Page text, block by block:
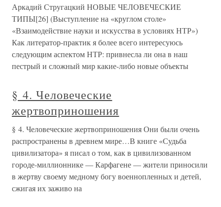
Аркадий Стругацкий НОВЫЕ ЧЕЛОВЕЧЕСКИЕ
ТИПЫ[26] (Выступление на «круглом столе»
«Взаимодействие науки и искусства в условиях НТР»)
Как литератор-практик я более всего интересуюсь
следующим аспектом НТР: привнесла ли она в наш
пестрый и сложный мир какие-либо новые объекты
§ 4. Человеческие
жертвоприношения
§ 4. Человеческие жертвоприношения Они были очень
распространены в древнем мире…В книге «Судьба
цивилизатора» я писал о том, как в цивилизованном
городе-миллионнике — Карфагене — жители приносили
в жертву своему медному богу военнопленных и детей,
сжигая их заживо на